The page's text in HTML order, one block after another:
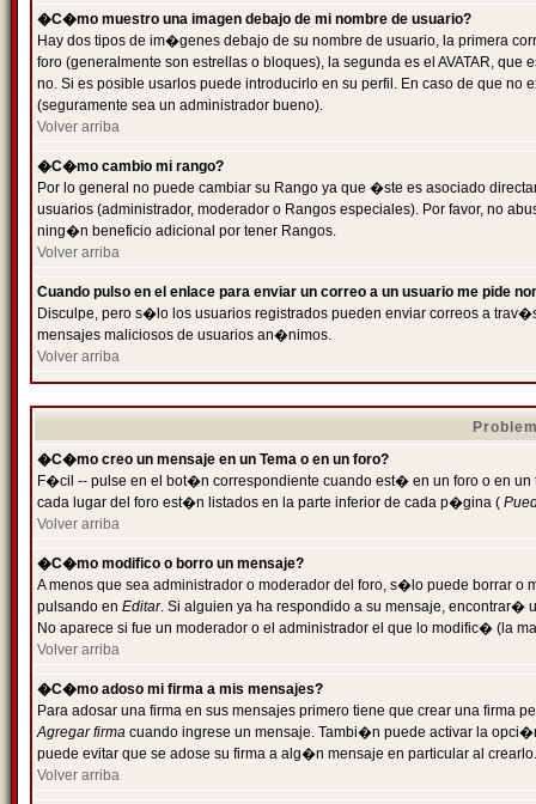
�C�mo muestro una imagen debajo de mi nombre de usuario?
Hay dos tipos de im�genes debajo de su nombre de usuario, la primera
foro (generalmente son estrellas o bloques), la segunda es el AVATAR,
no. Si es posible usarlos puede introducirlo en su perfil. En caso de que
(seguramente sea un administrador bueno).
Volver arriba
�C�mo cambio mi rango?
Por lo general no puede cambiar su Rango ya que �ste es asociado
usuarios (administrador, moderador o Rangos especiales). Por favor, no
ning�n beneficio adicional por tener Rangos.
Volver arriba
Cuando pulso en el enlace para enviar un correo a un usuario me pide
Disculpe, pero s�lo los usuarios registrados pueden enviar correos a
mensajes maliciosos de usuarios an�nimos.
Volver arriba
�C�mo creo un mensaje en un Tema o en un foro?
F�cil -- pulse en el bot�n correspondiente cuando est� en un foro o en
cada lugar del foro est�n listados en la parte inferior de cada p�gina (
Volver arriba
�C�mo modifico o borro un mensaje?
A menos que sea administrador o moderador del foro, s�lo puede borrar o
pulsando en Editar. Si alguien ya ha respondido a su mensaje, encontrar�
No aparece si fue un moderador o el administrador el que lo modific� (la
Volver arriba
�C�mo adoso mi firma a mis mensajes?
Para adosar una firma en sus mensajes primero tiene que crear una firma
Agregar firma cuando ingrese un mensaje. Tambi�n puede activar la
puede evitar que se adose su firma a alg�n mensaje en particular al crearlo.
Volver arriba